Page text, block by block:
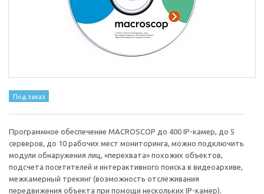
Под заказ
Программное обеспечение MACROSCOP до 400 IP-камер, до 5
серверов, до 10 рабочих мест мониторинга, можно подключить
модули обнаружения лиц, «перехвата» похожих объектов,
подсчета посетителей и интерактивного поиска в видеоархиве,
межкамерный трекинг (возможность отслеживания
передвижения объекта при помощи нескольких IP-камер).